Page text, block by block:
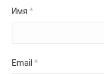
Имя *
Email *